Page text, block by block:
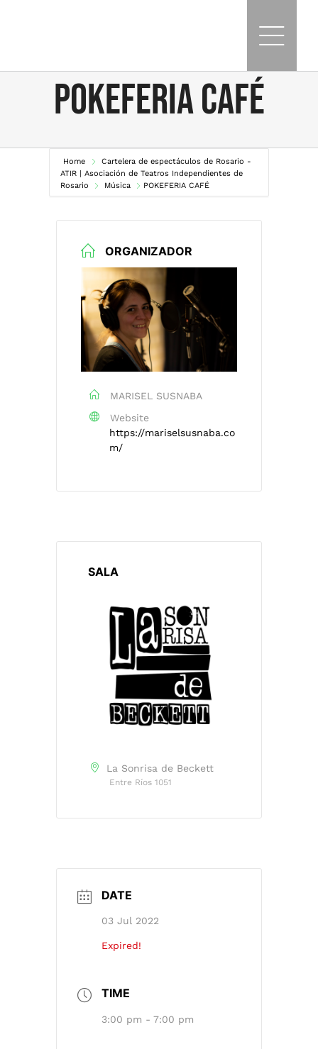
POKEFERIA CAFÉ
Home
Cartelera de espectáculos de Rosario -
ATIR | Asociación de Teatros Independientes de
Rosario
Música POKEFERIA CAFÉ
ORGANIZADOR
MARISEL SUSNABA
Website
https://mariselsusnaba.co
m/
SALA
La Sonrisa de Beckett
Entre Ríos 1051
DATE
03 Jul 2022
Expired!
TIME
3:00 pm - 7:00 pm